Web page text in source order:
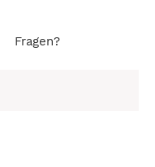
Fragen?